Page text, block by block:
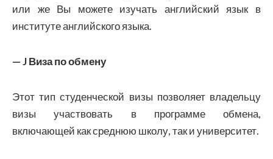
или же Вы можете изучать английский язык в
институте английского языка.
— J Виза по обмену
Этот тип студенческой визы позволяет владельцу
визы участвовать в программе обмена,
включающей как среднюю школу, так и университет.